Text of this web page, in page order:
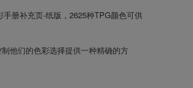
册补充页-纸版，2625种TPG颜色可供
他们的色彩选择提供一种精确的方